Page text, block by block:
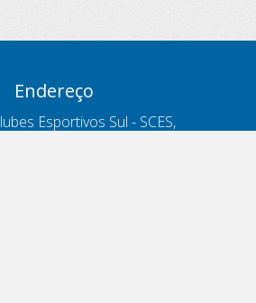
Endereço
Esportivos Sul - SCES,